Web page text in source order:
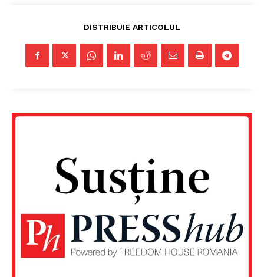
DISTRIBUIE ARTICOLUL